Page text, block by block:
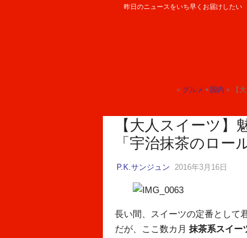
昨日のニュースをいち早くお届けしたい
トップ
» グルメ
トップ
• 国内 » 【大
【大人スイーツ
「宇治抹茶のロー
P.K.サンジュン 2016年3月16日
長い間、スイーツの定番として
だが、ここ数カ月 抹茶系スイー